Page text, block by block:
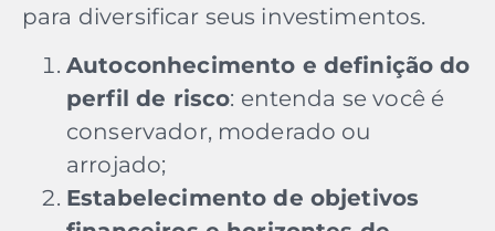
para diversificar seus investimentos.
Autoconhecimento e definição do
perfil de risco: entenda se você é
conservador, moderado ou
arrojado;
Estabelecimento de objetivos